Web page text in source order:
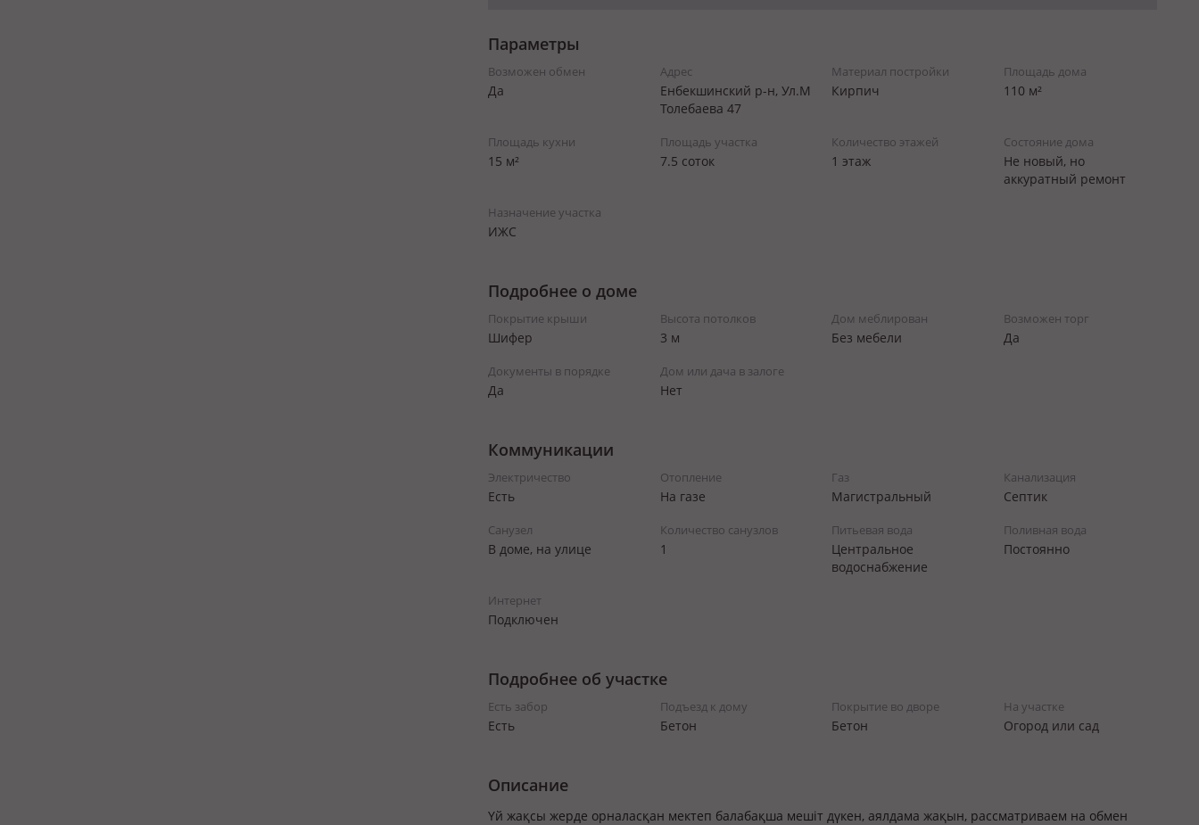
Параметры
Возможен обмен
Да
Адрес
Енбекшинский р-н, Ул.М
Толебаева 47
Материал постройки
Кирпич
Площадь дома
110 м²
Площадь кухни
15 м²
Площадь участка
7.5 соток
Количество этажей
1 этаж
Состояние дома
Не новый, но
аккуратный ремонт
Назначение участка
ИЖС
Подробнее о доме
Покрытие крыши
Шифер
Высота потолков
3 м
Дом меблирован
Без мебели
Возможен торг
Да
Документы в порядке
Да
Дом или дача в залоге
Нет
Коммуникации
Электричество
Есть
Отопление
На газе
Газ
Магистральный
Канализация
Септик
Санузел
В доме, на улице
Количество санузлов
1
Питьевая вода
Центральное
водоснабжение
Поливная вода
Постоянно
Интернет
Подключен
Подробнее об участке
Есть забор
Есть
Подъезд к дому
Бетон
Покрытие во дворе
Бетон
На участке
Огород или сад
Описание
Үй жақсы жерде орналасқан мектеп балабақша мешіт дүкен, аялдама жақын, рассматриваем на обмен